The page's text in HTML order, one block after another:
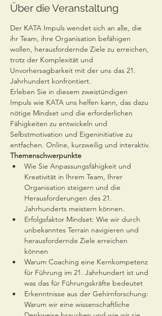
Über die Veranstaltung
Der KATA Impuls wendet sich an alle, die
ihr Team, ihre Organisation befähigen
wollen, herausfordernde Ziele zu erreichen,
trotz der Komplexität und
Unvorhersagbarkeit mit der uns das 21.
Jahrhundert konfrontiert.
Erleben Sie in diesem zweistündigen
Impuls wie KATA uns helfen kann, das dazu
nötige Mindset und die erforderlichen
Fähigkeiten zu entwickeln und
Selbstmotivation und Eigeninitiative zu
entfachen. Online, kurzweilig und interaktiv.
Themenschwerpunkte
Wie Sie Anpassungsfähigkeit und
Kreativität in Ihrem Team, Ihrer
Organisation steigern und die
Herausforderungen des 21.
Jahrhunderts meistern können.
Erfolgsfaktor Mindset: Wie wir durch
unbekanntes Terrain navigieren und
herausfordernde Ziele erreichen
können
Warum Coaching eine Kernkompetenz
für Führung im 21. Jahrhundert ist und
was das für Führungskräfte bedeutet
Erkenntnisse aus der Gehirnforschung:
Warum wir eine wissenschaftliche